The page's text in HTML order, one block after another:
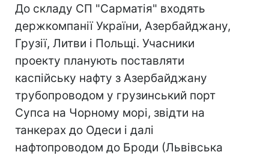
До складу СП "Сарматія" входять
держкомпанії України, Азербайджану,
Грузії, Литви і Польщі. Учасники
проекту планують поставляти
каспійську нафту з Азербайджану
трубопроводом у грузинський порт
Супса на Чорному морі, звідти на
танкерах до Одеси і далі
нафтопроводом до Броди (Львівська